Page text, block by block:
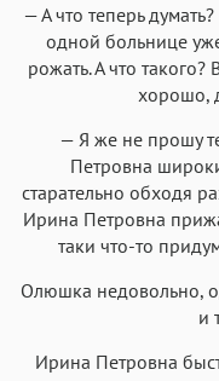
— А что теперь
одной больнице
рожать. А что
хорошо,
— Я же не прошу
Петровна
старательно обходя
Ирина Петровна
таки что-то
Олюшка недовольно,
и
Ирина Петровна